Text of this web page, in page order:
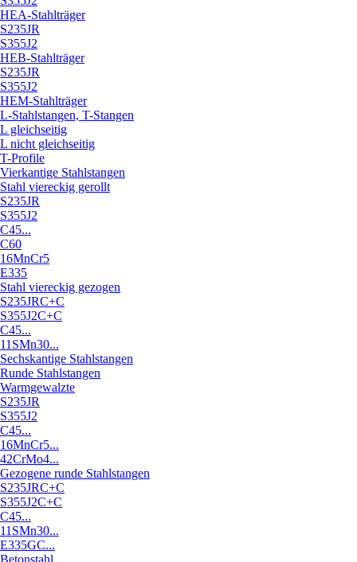
HEA-Stahlträger
S235JR
S355J2
HEB-Stahlträger
S235JR
S355J2
HEM-Stahlträger
L-Stahlstangen, T-Stangen
L gleichseitig
L nicht gleichseitig
T-Profile
Vierkantige Stahlstangen
Stahl viereckig gerollt
S235JR
S355J2
C45...
C60
16MnCr5
E335
Stahl viereckig gezogen
S235JRC+C
S355J2C+C
C45...
11SMn30...
Sechskantige Stahlstangen
Runde Stahlstangen
Warmgewalzte
S235JR
S355J2
C45...
16MnCr5...
42CrMo4...
Gezogene runde Stahlstangen
S235JRC+C
S355J2C+C
C45...
11SMn30...
E335GC...
Betonstahl